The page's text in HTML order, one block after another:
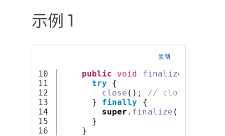
示例 1
复制
10
11
12
13
14
15
public void finalize
try
{
close () ; // close open
}
finally
{
super . finalize ()
}
}